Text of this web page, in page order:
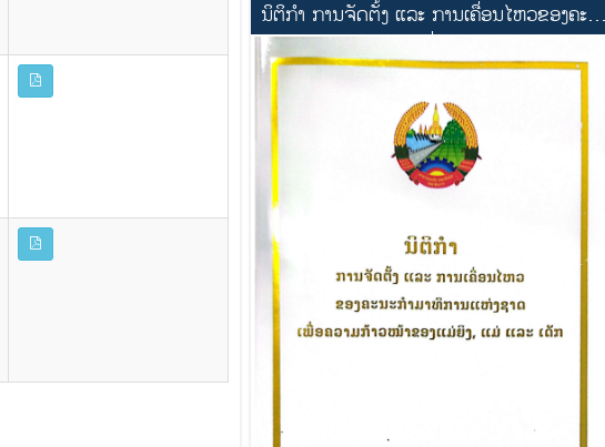
ນິຕິກຳ ການຈັດຕັ້ງ ແລະ ການເຄື່ອນໄຫວຂອງຄະນ
ກຳມາທິການແຫ່ງຊາດເພື່ອຄວາມກ້າວໜ້າຂອງແມ່
ຍິງ, ແມ່ ແລະ ເດັກ